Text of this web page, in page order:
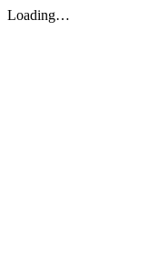
Loading…